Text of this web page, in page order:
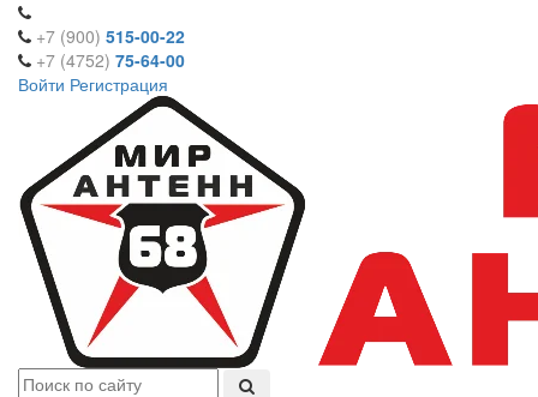
+7 (900) 515-00-22
+7 (4752) 75-64-00
Войти Регистрация